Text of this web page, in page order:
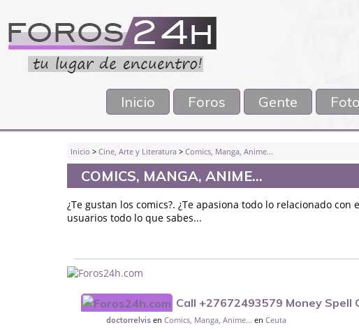
Inicio Foros Gente
Inicio > Cine, Arte y Literatura > Comics, Manga, Anime...
COMICS, MANGA, ANIME...
¿Te gustan los comics?. ¿Te apasiona todo lo relacionado
usuarios todo lo que sabes...
Call +27672493579 Money Spell
into Your BANK ACCOUNT and HOUSE to Give You
doctorrelvis enComics, Manga, Anime... enCeuta